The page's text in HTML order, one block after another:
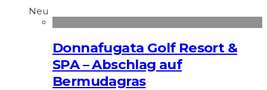
Neu
Donnafugata Golf Resort &
SPA – Abschlag auf
Bermudagras